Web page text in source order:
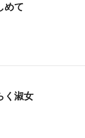
めて
く淑女